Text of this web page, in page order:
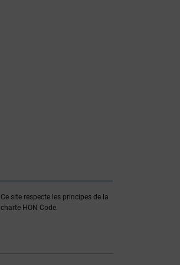
Ce site respecte les principes de la
charte HON Code.